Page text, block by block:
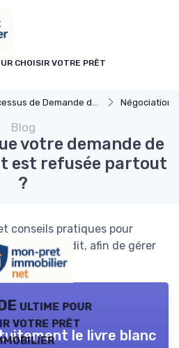
CHOISIR VOTRE PRÊT
de Demande de Prêt Négociation
Blog
votre demande de
est refusée partout
?
conseils pratiques pour
de crédit, afin de gérer
ultime pour
votre prêt
le livre blanc